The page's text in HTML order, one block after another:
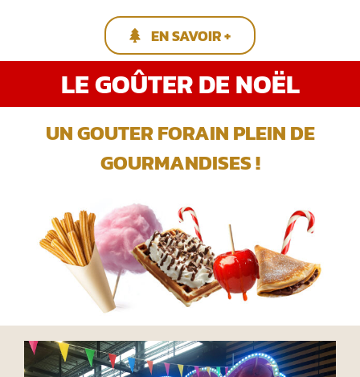
EN SAVOIR +
LE GOÛTER DE NOËL
UN GOUTER FORAIN PLEIN DE
GOURMANDISES !